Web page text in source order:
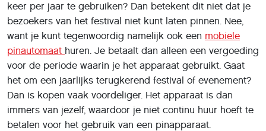
keer per jaar te gebruiken? Dan betekent dit niet dat je
bezoekers van het festival niet kunt laten pinnen. Nee,
want je kunt tegenwoordig namelijk ook een mobiele
pinautomaat huren. Je betaalt dan alleen een vergoeding
voor de periode waarin je het apparaat gebruikt. Gaat
het om een jaarlijks terugkerend festival of evenement?
Dan is kopen vaak voordeliger. Het apparaat is dan
immers van jezelf, waardoor je niet continu huur hoeft te
betalen voor het gebruik van een pinapparaat.